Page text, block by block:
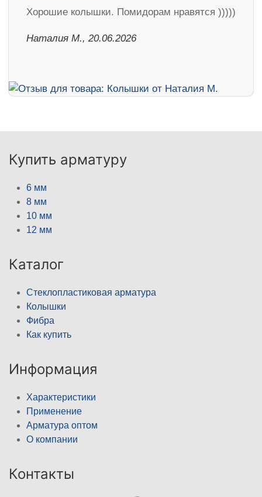
Хорошие колышки. Помидорам нравятся )))))
Наталия М., 20.06.2026
Купить арматуру
6 мм
8 мм
10 мм
12 мм
Каталог
Стеклопластиковая арматура
Колышки
Фибра
Как купить
Информация
Характеристики
Применение
Арматура оптом
О компании
Контакты